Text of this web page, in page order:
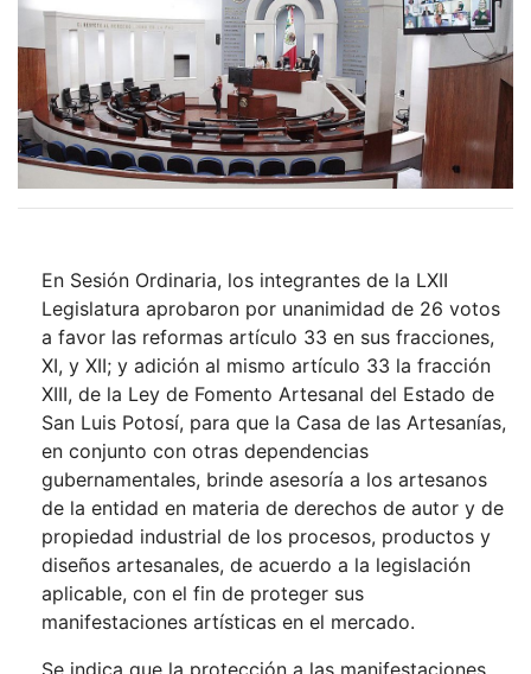
En Sesión Ordinaria, los integrantes de la LXII
Legislatura aprobaron por unanimidad de 26 votos
a favor las reformas artículo 33 en sus fracciones,
XI, y XII; y adición al mismo artículo 33 la fracción
XIII, de la Ley de Fomento Artesanal del Estado de
San Luis Potosí, para que la Casa de las Artesanías,
en conjunto con otras dependencias
gubernamentales, brinde asesoría a los artesanos
de la entidad en materia de derechos de autor y de
propiedad industrial de los procesos, productos y
diseños artesanales, de acuerdo a la legislación
aplicable, con el fin de proteger sus
manifestaciones artísticas en el mercado.
Se indica que la protección a las manifestaciones